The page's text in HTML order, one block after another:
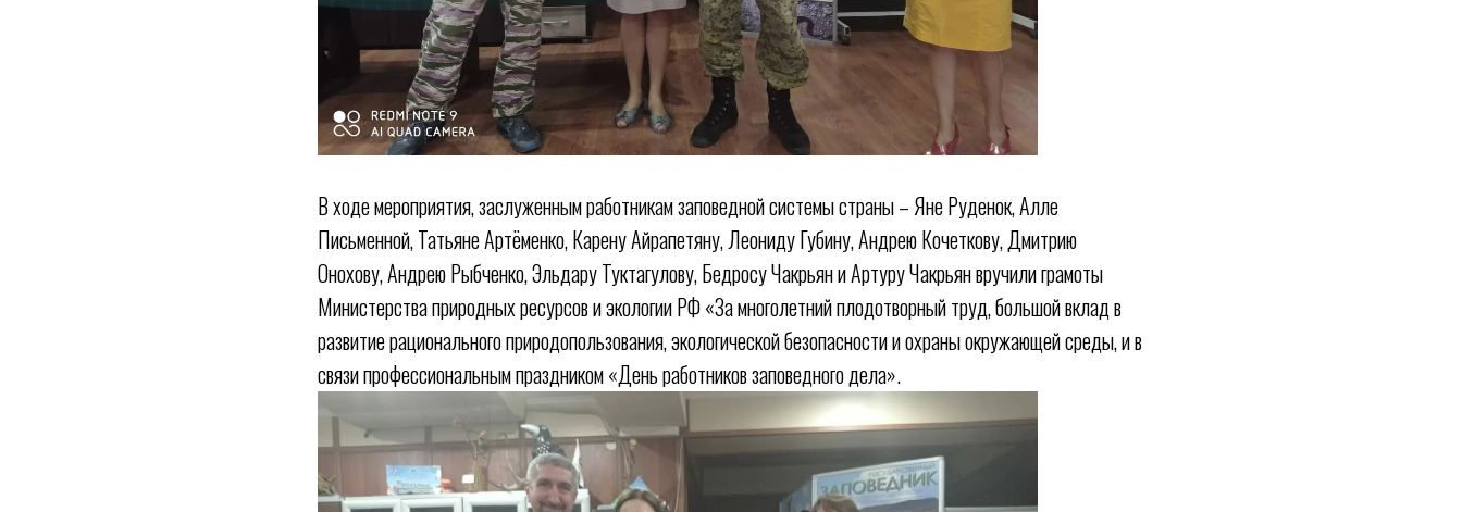
В ходе мероприятия, заслуженным работникам заповедной системы страны – Яне Руденок, Алле
Письменной, Татьяне Артёменко, Карену Айрапетяну, Леониду Губину, Андрею Кочеткову, Дмитрию
Онохову, Андрею Рыбченко, Эльдару Туктагулову, Бедросу Чакрьян и Артуру Чакрьян вручили грамоты
Министерства природных ресурсов и экологии РФ «За многолетний плодотворный труд, большой вклад в
развитие рационального природопользования, экологической безопасности и охраны окружающей среды, и в
связи профессиональным праздником «День работников заповедного дела».